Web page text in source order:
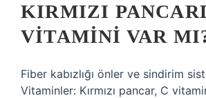
KIRMIZI
VITAMINI VAR
Fiber kabızlığı önler ve sindirim
Vitaminler: Kırmızı pancar, C